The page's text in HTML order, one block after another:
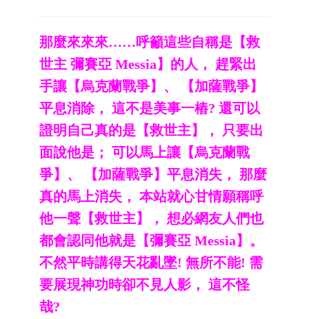
那麼來來來……呼籲這些自稱是【救
世主 彌賽亞 Messia】的人， 趕緊出
手讓【烏克蘭戰爭】、 【加薩戰爭】
平息消除， 這不是美事一樁? 還可以
證明自己真的是【救世主】， 只要出
面說他是； 可以馬上讓【烏克蘭戰
爭】、 【加薩戰爭】平息消失， 那麼
真的馬上消失， 本站就心甘情願稱呼
他一聲【救世主】， 想必網友人們也
都會認同他就是【彌賽亞 Messia】。
不然平時講得天花亂墜! 無所不能! 需
要展現神功時卻不見人影， 這不怪
哉?